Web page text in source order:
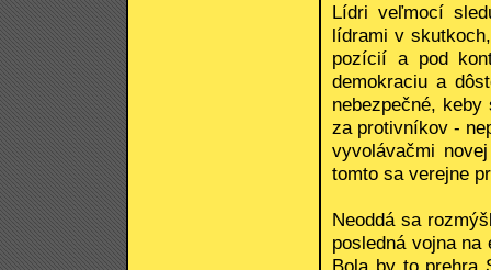
Lídri veľmocí
lídrami v
pozícií a pod
demokraciu a
nebezpečné,
za protivníkov -
vyvolávačmi
tomto sa verejne
Neoddá sa
posledná vojna